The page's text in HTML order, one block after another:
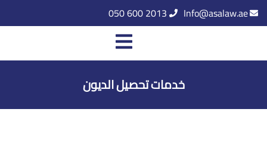
Info@asalaw.ae
050 600 2013
خدمات تحصيل الديون